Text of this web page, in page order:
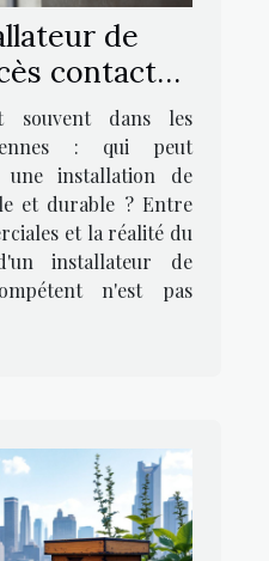
de
contacter
?
souvent dans les
: qui peut
installation de
et durable ? Entre
et la réalité du
installateur de
n'est pas